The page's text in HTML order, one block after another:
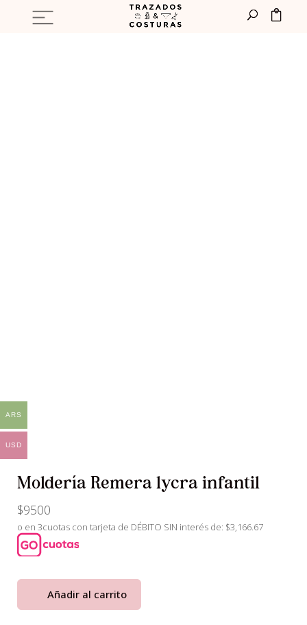
Moldería Remera lycra infantil
$9500
o en 3cuotas con tarjeta de DÉBITO SIN interés de: $3,166.67
Añadir al carrito
ARS
USD